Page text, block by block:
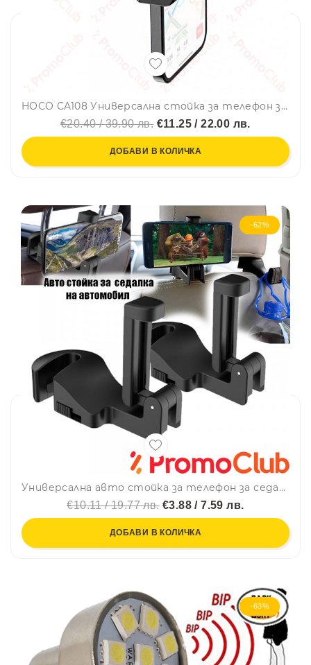
HOCO CA108 Универсална стойка за телефон за кола, Черен
€20.40 / 39.90 лв.€11.25 / 22.00 лв.
ДОБАВИ В КОЛИЧКА
-62%
Универсална авто стойка за телефон за седалка на автомобил One Plus E5989, За кола, Черен - 17377
€10.11 / 19.77 лв.€3.88 / 7.59 лв.
ДОБАВИ В КОЛИЧКА
-63%